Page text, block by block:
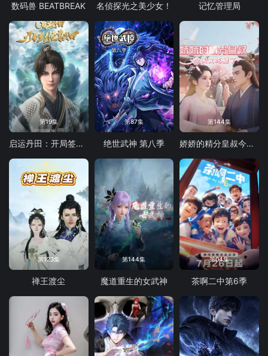
数码兽 BEATBREAK 名侦探光之美少女！ 记忆管理局
第19集
启运丹田：开局签到至尊丹田
第87集
绝世武神 第八季
第144集
娇娇的精分皇叔今天又吃醋了
第123集
禅王渡尘
第144集
魔道重生的女武神
第04集
茶啊二中第6季